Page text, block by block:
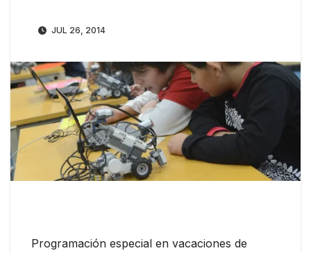
JUL 26, 2014
Programación especial en vacaciones de